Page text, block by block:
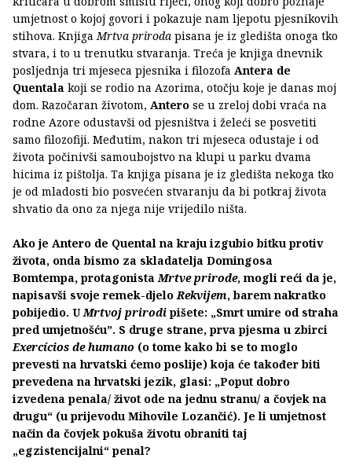
umjetnost o kojoj govori i pokazuje nam ljepotu pjesnikovih
stihova. Knjiga Mrtva priroda pisana je iz gledišta onoga tko
stvara, i to u trenutku stvaranja. Treća je knjiga dnevnik
posljednja tri mjeseca pjesnika i filozofa Antera de
Quentala koji se rodio na Azorima, otočju koje je danas moj
dom. Razočaran životom, Antero se u zreloj dobi vraća na
rodne Azore odustavši od pjesništva i želeći se posvetiti
samo filozofiji. Međutim, nakon tri mjeseca odustaje i od
života počinivši samoubojstvo na klupi u parku dvama
hicima iz pištolja. Ta knjiga pisana je iz gledišta nekoga tko
je od mladosti bio posvećen stvaranju da bi potkraj života
shvatio da ono za njega nije vrijedilo ništa.
Ako je Antero de Quental na kraju izgubio bitku protiv
života, onda bismo za skladatelja Domingosa
Bomtempa, protagonista Mrtve prirode, mogli reći da je,
napisavši svoje remek-djelo Rekvijem, barem nakratko
pobijedio. U Mrtvoj prirodi pišete: „Smrt umire od straha
pred umjetnošću”. S druge strane, prva pjesma u zbirci
Exercícios de humano (o tome kako bi se to moglo
prevesti na hrvatski ćemo poslije) koja će također biti
prevedena na hrvatski jezik, glasi: „Poput dobro
izvedena penala/ život ode na jednu stranu/ a čovjek na
drugu“ (u prijevodu Mihovile Lozančić). Je li umjetnost
način da čovjek pokuša životu obraniti taj
„egzistencijalni“ penal?